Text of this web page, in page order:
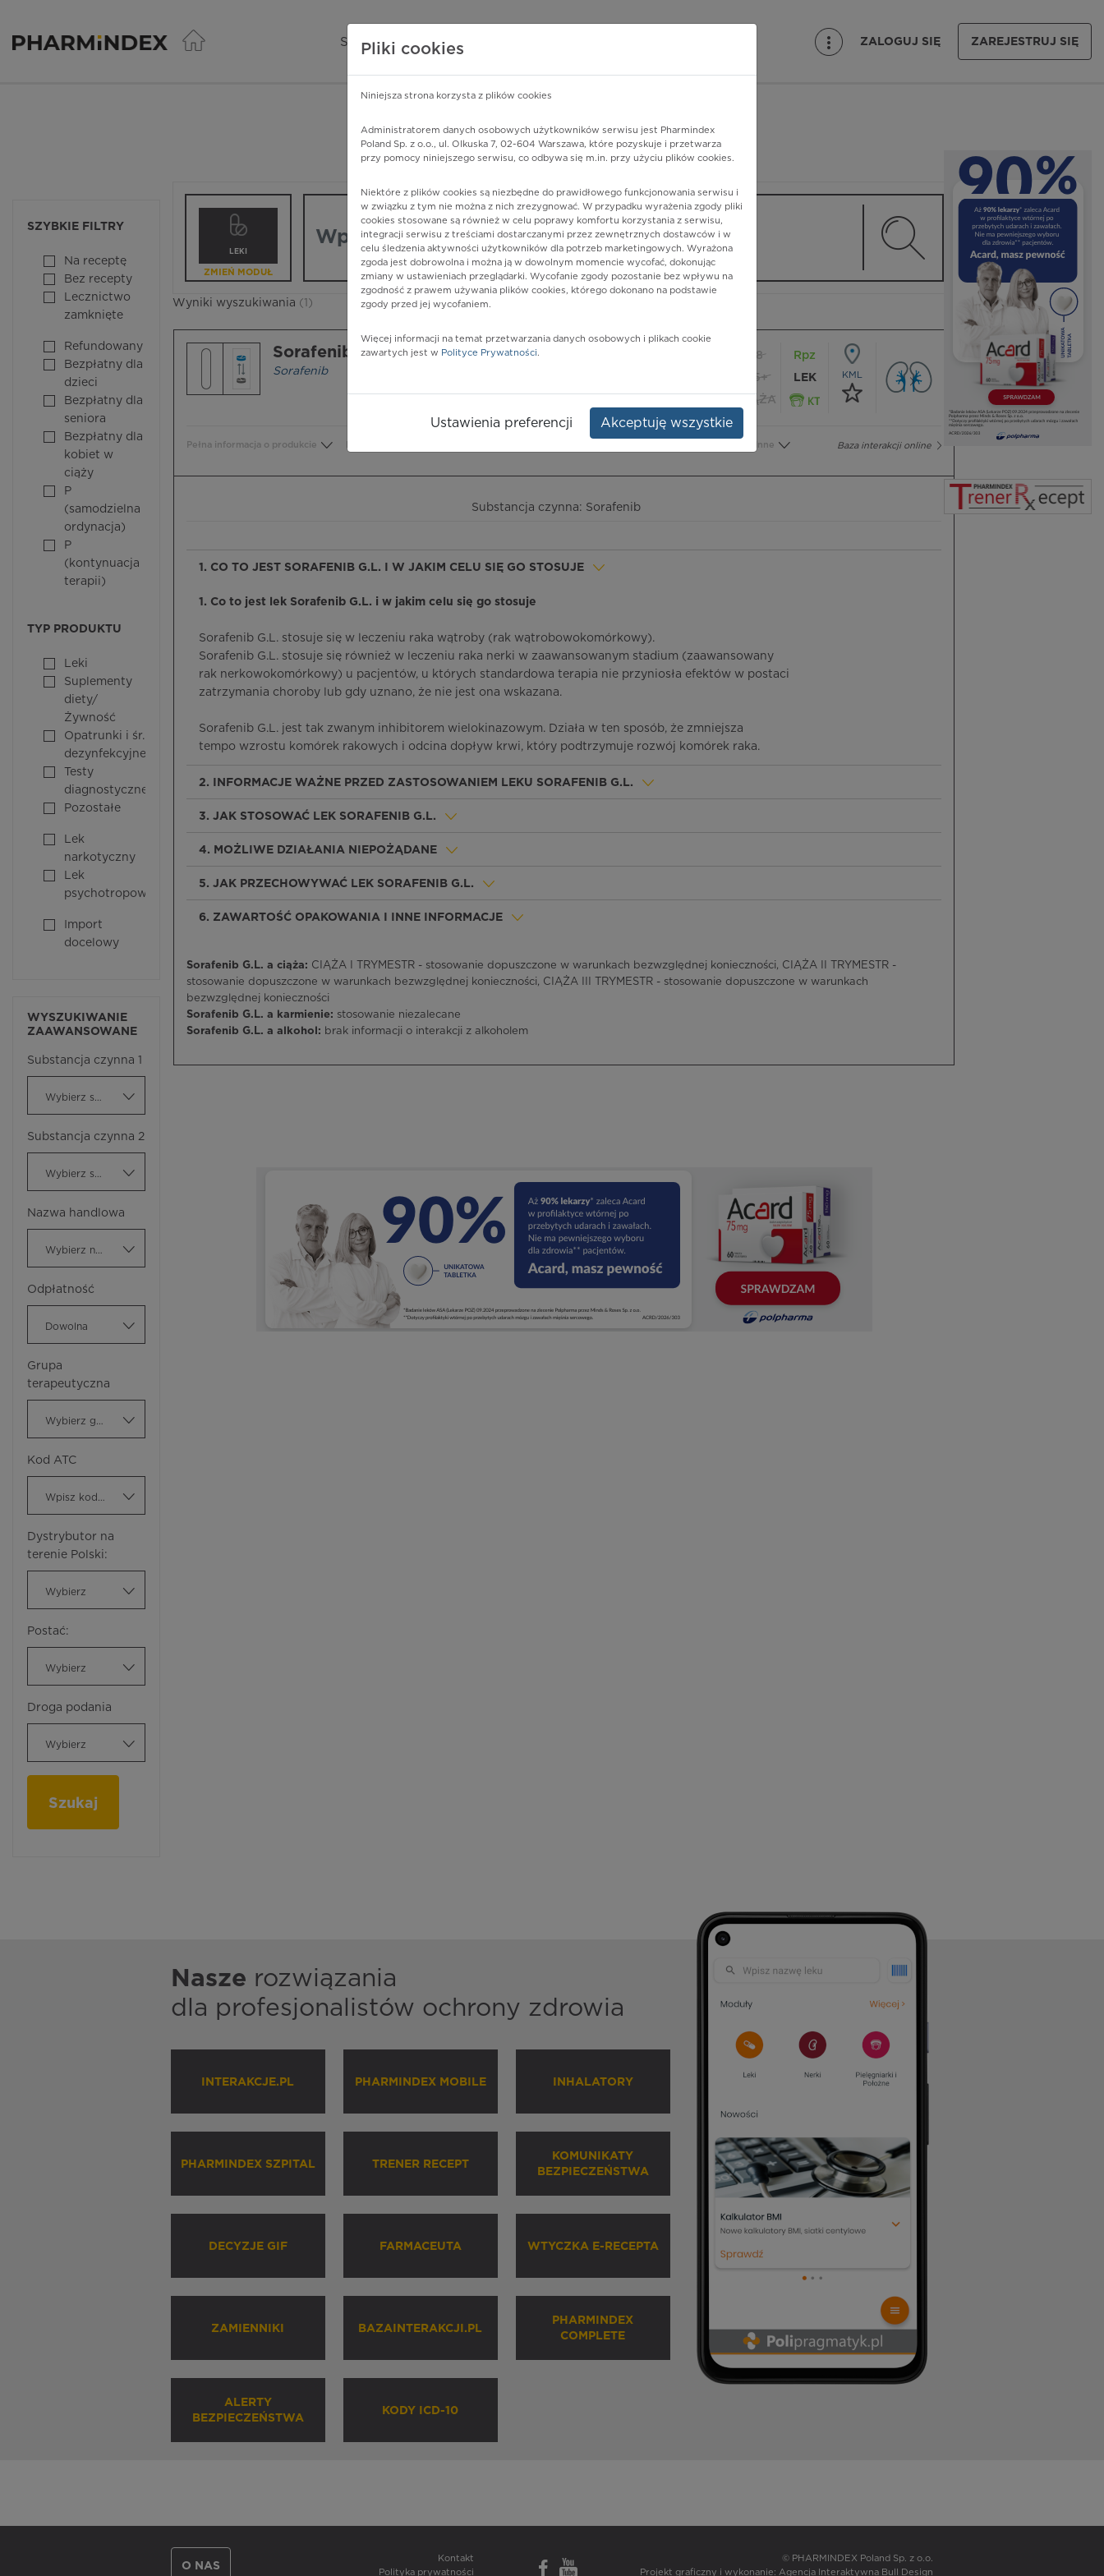
Pharmindex - lider wiedzy o lekach
SERWISY PHARMINDEX ZALOGUJ SIĘ ZAREJESTRUJ SIĘ
SZYBKIE FILTRY
Na receptę
Bez recepty
Lecznictwo
zamknięte
Refundowany
Bezpłatny dla
dzieci
Bezpłatny dla
seniora
Bezpłatny dla
kobiet w
ciąży
P
(samodzielna
ordynacja)
P
(kontynuacja
terapii)
TYP PRODUKTU
Leki
Suplementy
diety/
Żywność
Opatrunki i śr.
dezynfekcyjne
Testy
diagnostyczne
Pozostałe
Lek
narkotyczny
Lek
psychotropowy
Import
docelowy
WYSZUKIWANIE
ZAAWANSOWANE
Substancja czynna 1
Substancja czynna 2
Nazwa handlowa
Odpłatność
Dowolna
Grupa
terapeutyczna
Kod ATC
Dystrybutor na
terenie Polski:
Wybierz
Postać:
Wybierz
Droga podania
Wybierz
Szukaj
Pharmindex
lider wiedzy o lekach
LEKI
ZMIEŃ MODUŁ
Wpisz nazwę lub substancję czynną
Wyniki wyszukiwania (1)
Sorafenib G.L.
Sorafenib
Postać:tabl. powl.
18
65+
CIĄŻA
Rpz
LEK
KML
Baza interakcji online
Pełna informacja o produkcie Inne
Substancja czynna: Sorafenib
1. CO TO JEST SORAFENIB G.L. I W JAKIM CELU SIĘ GO STOSUJE
1. Co to jest lek Sorafenib G.L. i w jakim celu się go stosuje
Sorafenib G.L. stosuje się w leczeniu raka wątroby (rak wątrobowokomórkowy).
Sorafenib G.L. stosuje się również w leczeniu raka nerki w zaawansowanym stadium (zaawansowany
rak nerkowokomórkowy) u pacjentów, u których standardowa terapia nie przyniosła efektów w postaci
zatrzymania choroby lub gdy uznano, że nie jest ona wskazana.
Sorafenib G.L. jest tak zwanym inhibitorem wielokinazowym. Działa w ten sposób, że zmniejsza
tempo wzrostu komórek rakowych i odcina dopływ krwi, który podtrzymuje rozwój komórek raka.
2. INFORMACJE WAŻNE PRZED ZASTOSOWANIEM LEKU SORAFENIB G.L.
3. JAK STOSOWAĆ LEK SORAFENIB G.L.
4. MOŻLIWE DZIAŁANIA NIEPOŻĄDANE
5. JAK PRZECHOWYWAĆ LEK SORAFENIB G.L.
6. ZAWARTOŚĆ OPAKOWANIA I INNE INFORMACJE
Sorafenib G.L. a ciąża: CIĄŻA I TRYMESTR - stosowanie dopuszczone w warunkach bezwzględnej konieczności, CIĄŻA II TRYMESTR -
stosowanie dopuszczone w warunkach bezwzględnej konieczności, CIĄŻA III TRYMESTR - stosowanie dopuszczone w warunkach
bezwzględnej konieczności
Sorafenib G.L. a karmienie: stosowanie niezalecane
Sorafenib G.L. a alkohol: brak informacji o interakcji z alkoholem
Nasze rozwiązania
dla profesjonalistów ochrony zdrowia
INTERAKCJE.PL PHARMINDEX MOBILE INHALATORY
PHARMINDEX SZPITAL TRENER RECEPT
KOMUNIKATY
BEZPIECZEŃSTWA
DECYZJE GIF FARMACEUTA WTYCZKA E-RECEPTA
ZAMIENNIKI BAZAINTERAKCJI.PL
PHARMINDEX
COMPLETE
ALERTY
BEZPIECZEŃSTWA
KODY ICD-10
O NAS
Kontakt
Polityka prywatności
© PHARMINDEX Poland Sp. z o.o.
Projekt graficzny i wykonanie: Agencja Interaktywna Bull Design
Pliki cookies
Niniejsza strona korzysta z plików cookies
Administratorem danych osobowych użytkowników serwisu jest Pharmindex
Poland Sp. z o.o., ul. Olkuska 7, 02-604 Warszawa, które pozyskuje i przetwarza
przy pomocy niniejszego serwisu, co odbywa się m.in. przy użyciu plików cookies.
Niektóre z plików cookies są niezbędne do prawidłowego funkcjonowania serwisu i
w związku z tym nie można z nich zrezygnować. W przypadku wyrażenia zgody pliki
cookies stosowane są również w celu poprawy komfortu korzystania z serwisu,
integracji serwisu z treściami dostarczanymi przez zewnętrznych dostawców i w
celu śledzenia aktywności użytkowników dla potrzeb marketingowych. Wyrażona
zgoda jest dobrowolna i można ją w dowolnym momencie wycofać, dokonując
zmiany w ustawieniach przeglądarki. Wycofanie zgody pozostanie bez wpływu na
zgodność z prawem używania plików cookies, którego dokonano na podstawie
zgody przed jej wycofaniem.
Więcej informacji na temat przetwarzania danych osobowych i plikach cookie
zawartych jest w Polityce Prywatności.
Ustawienia preferencji Akceptuję wszystkie